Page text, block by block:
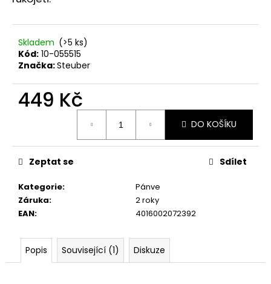
Skladem (>5 ks)
Kód: 10-055515
Značka:Steuber
449 Kč
DO KOŠÍKU
Kategorie:
Pánve
Záruka:
2 roky
EAN: 4016002072392
Zeptat se Sdílet
Popis Související (1) Diskuze
o
u
č
u
e
NA
PITÍ
SKLENĚNÁ
1000ML
219